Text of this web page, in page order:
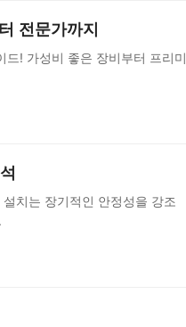
전문가까지
! 가성비 좋은 장비부터 프리미
치는 장기적인 안정성을 강조